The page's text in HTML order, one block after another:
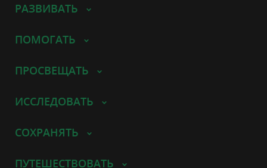
РАЗВИВАТЬ
ПОМОГАТЬ
ПРОСВЕЩАТЬ
ИССЛЕДОВАТЬ
СОХРАНЯТЬ
ПУТЕШЕСТВОВАТЬ